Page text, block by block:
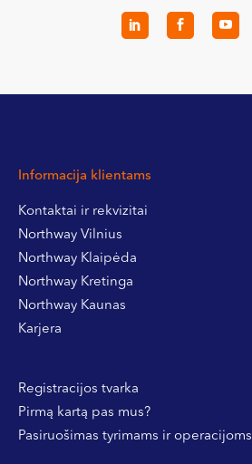
Informacija klientams
Kontaktai ir rekvizitai
Northway Vilnius
Northway Klaipėda
Northway Kretinga
Northway Kaunas
Karjera
Registracijos tvarka
Pirmą kartą pas mus?
Pasiruošimas tyrimams ir operacijoms